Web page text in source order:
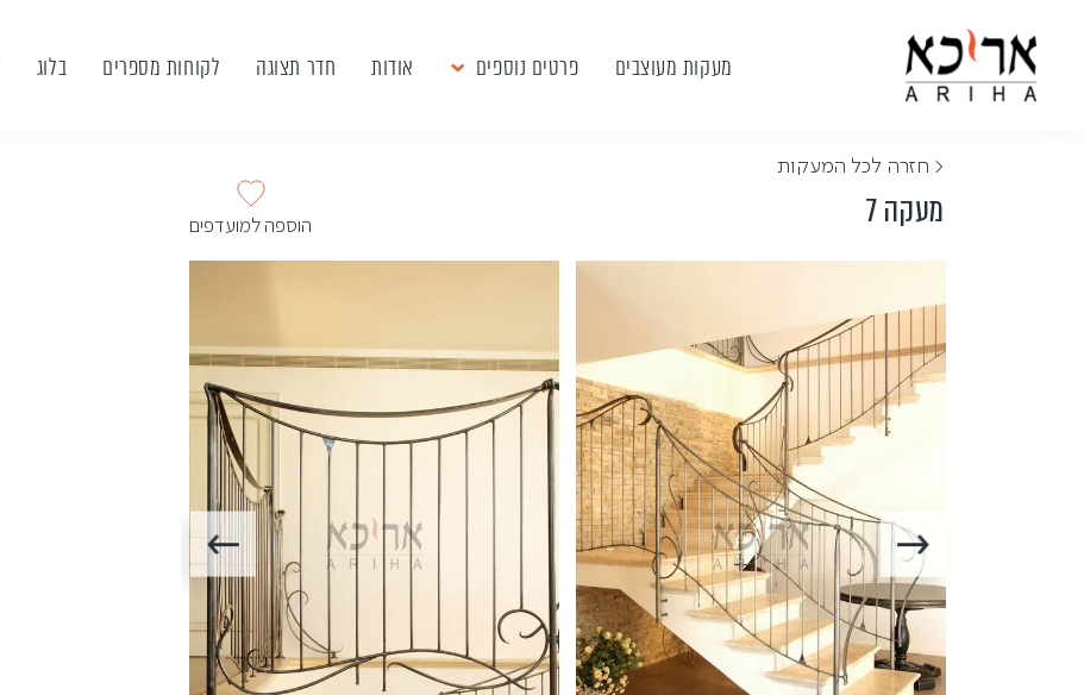
מעקות מעוצבים פרטים נוספים אודות חדר תצוגה לקוחות מספרים בלוג
< חזרה לכל המעקות
מעקה 7 הוספה למועדפים